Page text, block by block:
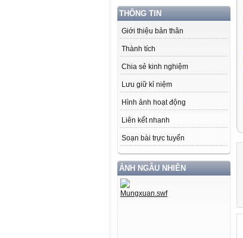
THÔNG TIN
Giới thiệu bản thân
Thành tích
Chia sẻ kinh nghiệm
Lưu giữ kỉ niệm
Hình ảnh hoạt động
Liên kết nhanh
Soạn bài trực tuyến
ẢNH NGẪU NHIÊN